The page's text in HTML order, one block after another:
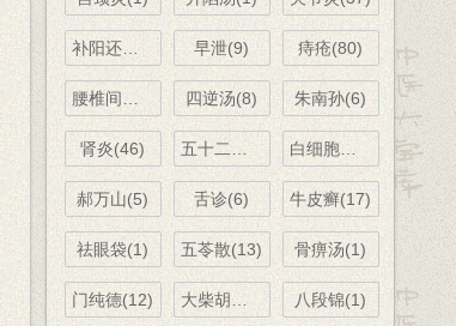
补阳还五汤(13) 早泄(9) 痔疮(80)
四逆汤(8) 朱南孙(6)
肾炎(46) 白细胞减少(1)
郝万山(5) 舌诊(6) 牛皮癣(17)
祛眼袋(1) 五苓散(13) 骨痹汤(1)
门纯德(12) 大柴胡汤(6) 八段锦(1)